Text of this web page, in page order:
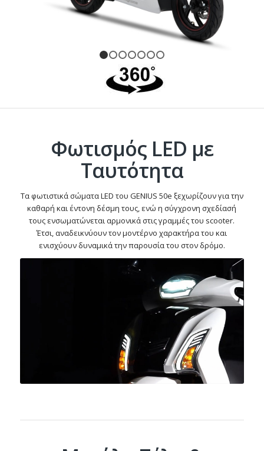
1
Φωτισμός LED με
Ταυτότητα
Τα φωτιστικά σώματα LED του GENIUS 50e ξεχωρίζουν για την
καθαρή και έντονη δέσμη τους, ενώ η σύγχρονη σχεδίασή
τους ενσωματώνεται αρμονικά στις γραμμές του scooter.
Έτσι, αναδεικνύουν τον μοντέρνο χαρακτήρα του και
ενισχύουν δυναμικά την παρουσία του στον δρόμο.